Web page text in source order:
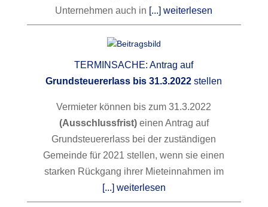
Unternehmen auch in [...] weiterlesen
TERMINSACHE: Antrag auf
Grundsteuererlass bis 31.3.2022 stellen
Vermieter können bis zum 31.3.2022
(Ausschlussfrist) einen Antrag auf
Grundsteuererlass bei der zuständigen
Gemeinde für 2021 stellen, wenn sie einen
starken Rückgang ihrer Mieteinnahmen im
[...] weiterlesen